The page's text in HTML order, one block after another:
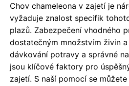
Chov chameleona v zajetí je
vyžaduje znalost specifik
plazů. Zabezpečení vhodného
dostatečným množstvím živin
dávkování potravy a správné
jsou klíčové faktory pro
zajetí. S naší pomocí se